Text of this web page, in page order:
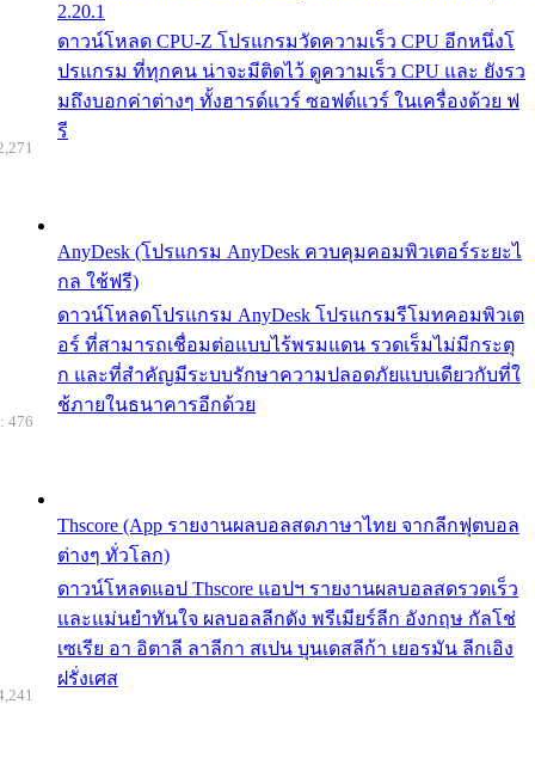
2.20.1
ดาวน์โหลด CPU-Z โปรแกรมวัดความเร็ว CPU อีกหนึ่งโ
ปรแกรม ที่ทุกคน น่าจะมีติดไว้ ดูความเร็ว CPU และ ยังรว
มถึงบอกค่าต่างๆ ทั้งฮารด์แวร์ ซอฟต์แวร์ ในเครื่องด้วย ฟ
รี
AnyDesk (โปรแกรม AnyDesk ควบคุมคอมพิวเตอร์ระยะไ
กล ใช้ฟรี)
ดาวน์โหลดโปรแกรม AnyDesk โปรแกรมรีโมทคอมพิวเต
อร์ ที่สามารถเชื่อมต่อแบบไร้พรมแดน รวดเร็มไม่มีกระตุ
ก และที่สำคัญมีระบบรักษาความปลอดภัยแบบเดียวกับที่ใ
ช้ภายในธนาคารอีกด้วย
Thscore (App รายงานผลบอลสดภาษาไทย จากลีกฟุตบอล
ต่างๆ ทั่วโลก)
ดาวน์โหลดแอป Thscore แอปฯ รายงานผลบอลสดรวดเร็ว
และแม่นยำทันใจ ผลบอลลีกดัง พรีเมียร์ลีก อังกฤษ กัลโช่
เซเรีย อา อิตาลี ลาลีกา สเปน บุนเดสลีก้า เยอรมัน ลีกเอิง
ฝรั่งเศส
476